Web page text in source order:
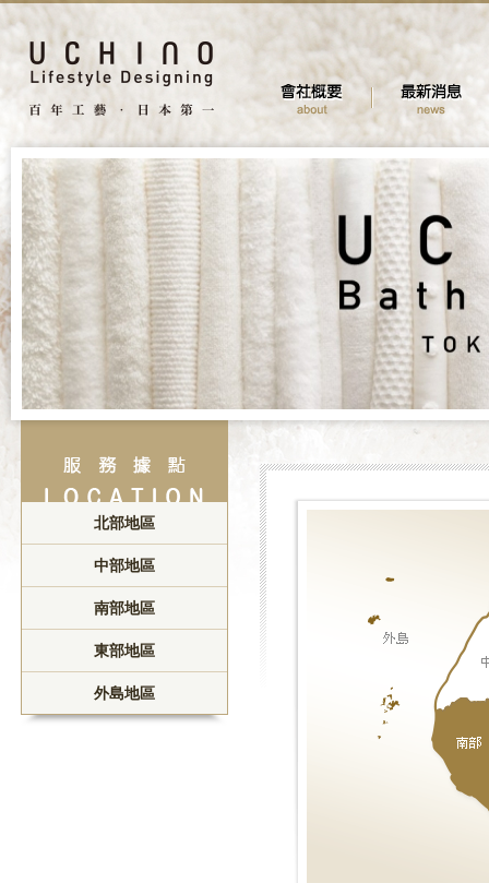
北部地區
中部地區
南部地區
東部地區
外島地區